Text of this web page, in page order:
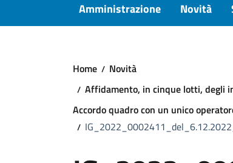
Amministrazione Novità
Home
Novità
Affidamento, in cinque lotti, degli
Accordo quadro con un unico